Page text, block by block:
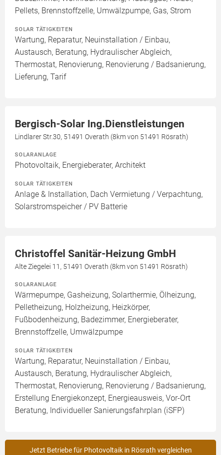
Pellets, Brennstoffzelle, Umwälzpumpe, Gas, Strom
SOLAR TÄTIGKEITEN
Wartung, Reparatur, Neuinstallation / Einbau,
Austausch, Beratung, Hydraulischer Abgleich,
Thermostat, Renovierung, Renovierung / Badsanierung,
Lieferung, Tarif
Bergisch-Solar Ing.Dienstleistungen
Lindlarer Str.30, 51491 Overath (8km von 51491 Rösrath)
SOLARANLAGE
Photovoltaik, Energieberater, Architekt
SOLAR TÄTIGKEITEN
Anlage & Installation, Dach Vermietung / Verpachtung,
Solarstromspeicher / PV Batterie
Christoffel Sanitär-Heizung GmbH
Alte Ziegelei 11, 51491 Overath (8km von 51491 Rösrath)
SOLARANLAGE
Wärmepumpe, Gasheizung, Solarthermie, Ölheizung,
Pelletheizung, Holzheizung, Heizkörper,
Fußbodenheizung, Badezimmer, Energieberater,
Brennstoffzelle, Umwälzpumpe
SOLAR TÄTIGKEITEN
Wartung, Reparatur, Neuinstallation / Einbau,
Austausch, Beratung, Hydraulischer Abgleich,
Thermostat, Renovierung, Renovierung / Badsanierung,
Erstellung Energiekonzept, Energieausweis, Vor-Ort
Beratung, Individueller Sanierungsfahrplan (iSFP)
Jetzt Betriebe für Photovoltaik in Rösrath vergleichen